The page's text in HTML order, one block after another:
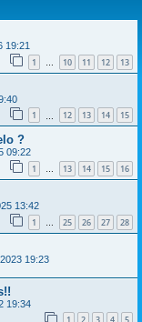
19:21
1 … 10 11 12 13
1 12 13 14 15
?
09:22
1 … 13 14 15 16
13:42
1 … 25 26 27 28
19:23
19:34